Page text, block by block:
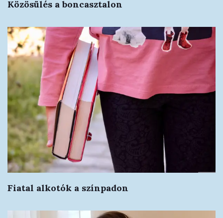
Közösülés a boncasztalon
Fiatal alkotók a színpadon